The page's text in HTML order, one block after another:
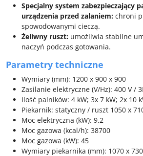
Specjalny system zabezpieczający
urządzenia przed zalaniem: chroni
spowodowanymi cieczą.
Żeliwny ruszt: umożliwia stabilne
naczyń podczas gotowania.
Parametry techniczne
Wymiary (mm): 1200 x 900 x 900
Zasilanie elektryczne (V/Hz): 400 V /
Ilość palników: 4 kW; 3x 7 kW; 2x 10
Piekarnik: statyczny / ruszt 1050 x
Moc elektryczna (kW): 9,2
Moc gazowa (kcal/h): 38700
Moc gazowa (kW): 45
Wymiary piekarnika (mm): 1070 x